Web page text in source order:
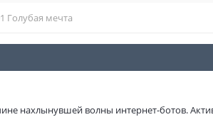
Голубая мечта
нахлынувшей волны интернет-ботов.